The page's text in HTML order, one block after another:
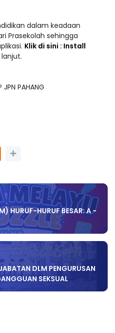
dalam keadaan
Prasekolah sehingga
Klik di sini : Install
PAHANG
HURUF-HURUF BESAR: A -
DLM PENGURUSAN
SEKSUAL